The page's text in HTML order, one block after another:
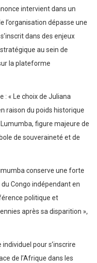
intervient dans un
l’organisation dépasse une
dans des enjeux
au sein de
la plateforme
: « Le choix de Juliana
raison du poids historique
figure majeure de
de souveraineté et de
conserve une forte
Congo indépendant en
politique et
après sa disparition »,
pour s’inscrire
de l’Afrique dans les